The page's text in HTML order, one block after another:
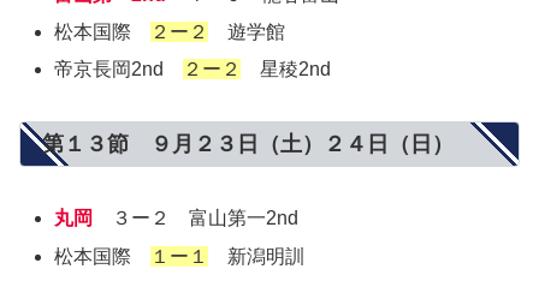
松本国際
２ー２
遊学館
帝京長岡2nd
２ー２ 星稜2nd
第１３節 ９月２３日（土）２４日（日）
丸岡
３ー２ 富山第一2nd
松本国際
１ー１
新潟明訓